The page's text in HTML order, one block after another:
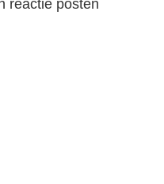
reactie posten